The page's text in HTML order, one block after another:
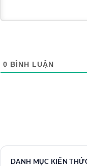
0 BÌNH LUẬN
DANH MỤC KIẾN